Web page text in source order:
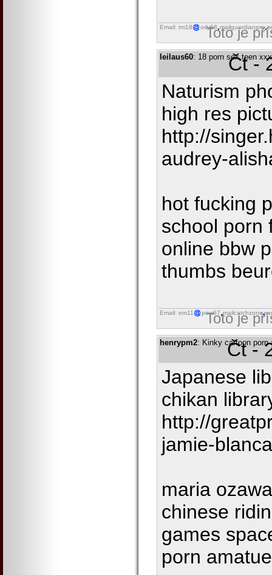
Email: tm18 orly68 mailguardianpro
Toto je
leilaus60: 18 porn sex teen
Čt -
Naturism
high res
http://
audrey-
hot fucking
school porn
online bbw
thumbs
Email: em11 pnw67 mailcatchzone
Toto je
henrypm2: Kinky cartoon
Čt -
Japanese
chikan
http://
jamie-blanca
maria
chinese
games
porn